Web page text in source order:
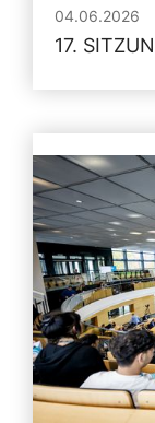
04.06.2026
17.